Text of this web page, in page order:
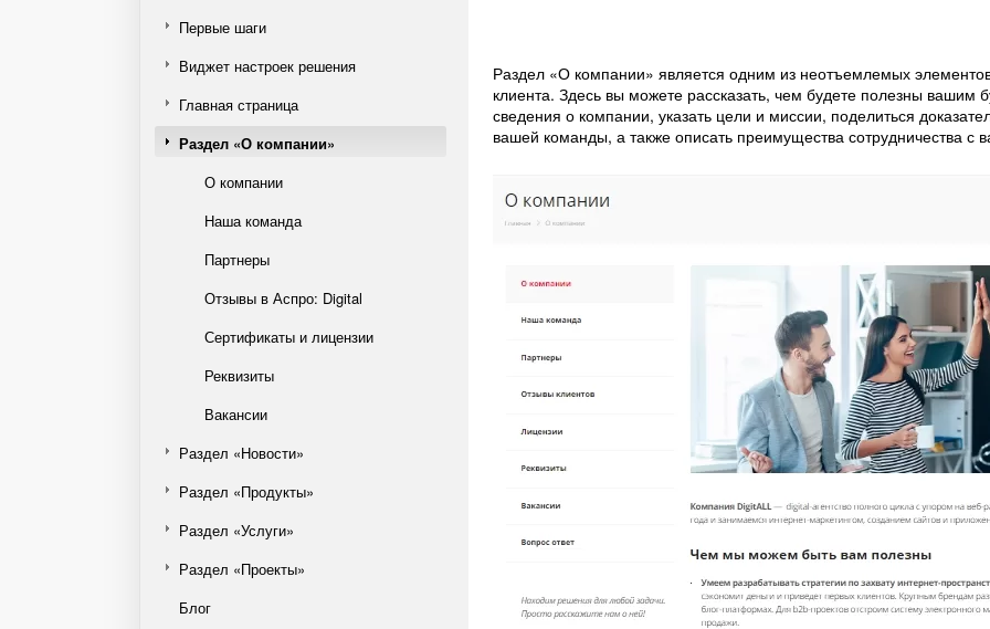
Первые шаги
Виджет настроек решения
Главная страница
Раздел «О компании»
О компании
Наша команда
Партнеры
Отзывы в Аспро: Digital
Сертификаты и лицензии
Реквизиты
Вакансии
Раздел «Новости»
Раздел «Продукты»
Раздел «Услуги»
Раздел «Проекты»
Блог
Раздел «О компании» является одним из неотъемлемых
клиента. Здесь вы можете рассказать, чем будете полезны
сведения о компании, указать цели и миссии, поделиться
вашей команды, а также описать преимущества сотрудничества с